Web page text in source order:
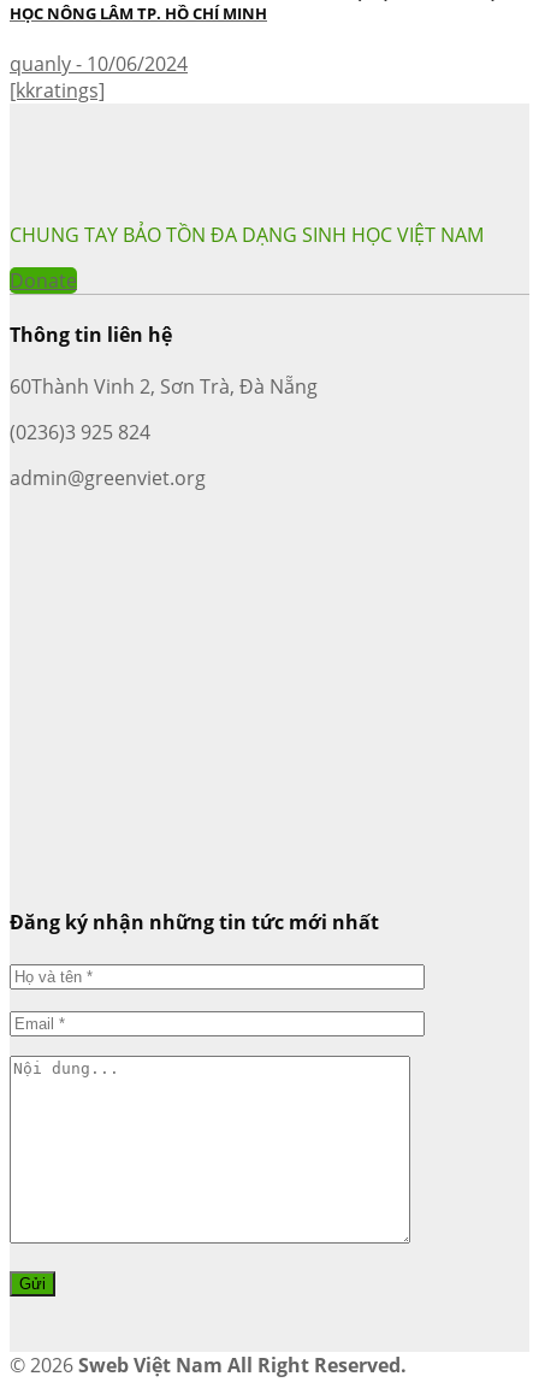
HỌC NÔNG LÂM TP. HỒ CHÍ MINH
quanly - 10/06/2024
[kkratings]
CHUNG TAY BẢO TỒN ĐA DẠNG SINH HỌC VIỆT NAM
Donate
Thông tin liên hệ
60Thành Vinh 2, Sơn Trà, Đà Nẵng
(0236)3 925 824
admin@greenviet.org
Đăng ký nhận những tin tức mới nhất
© 2026Sweb Việt Nam All Right Reserved.